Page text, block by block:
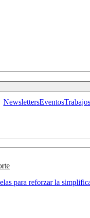
NewslettersEventosTrabajos
para reforzar la